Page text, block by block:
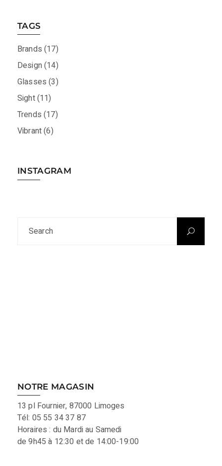
TAGS
Brands (17)
Design(14)
Glasses (3)
Sight(11)
Trends (17)
Vibrant(6)
INSTAGRAM
NOTRE MAGASIN
13 pl Fournier, 87000 Limoges
Tél: 05 55 34 37 87
Horaires : du Mardi au Samedi
de 9h45 à 12:30 et de 14:00-19:00